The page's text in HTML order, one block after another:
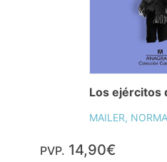
Los ejércitos
MAILER,
PVP. 14,90€